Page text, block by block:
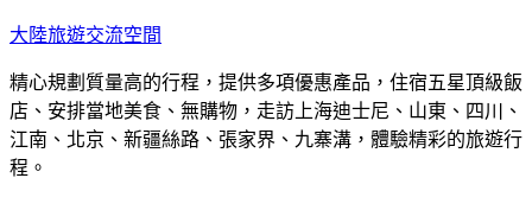
跳
主
要
內
容
大陸旅遊交流空間
精心規劃質量高的行程，提供多項優惠產品，住宿五星頂級飯
店、安排當地美食、無購物，走訪上海迪士尼、山東、四川、
江南、北京、新疆絲路、張家界、九寨溝，體驗精彩的旅遊行
程。